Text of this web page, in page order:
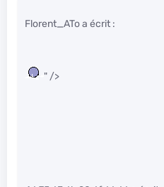
Florent_ATo a écrit :
" />